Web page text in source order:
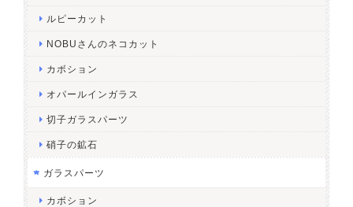
ルピーカット
NOBUさんのネコカット
カボション
オパールインガラス
切子ガラスパーツ
硝子の鉱石
ガラスパーツ
カボション